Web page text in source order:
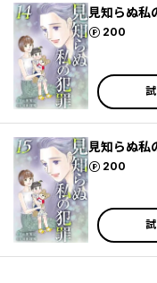
見知らぬ私
200
ポイント
見知らぬ私
200
ポイント